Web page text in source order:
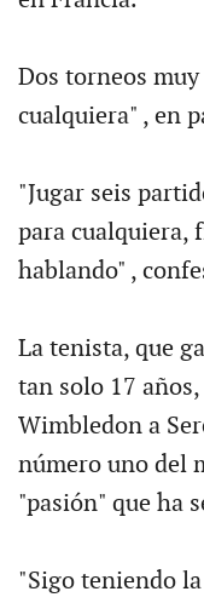
Dos torneos
cualquiera" , en
"Jugar seis
para cualquiera,
hablando" ,
La tenista, que
tan solo 17
Wimbledon a
número uno del
"pasión" que ha
"Sigo teniendo